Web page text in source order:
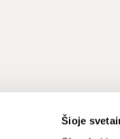
Šioje LIVIN